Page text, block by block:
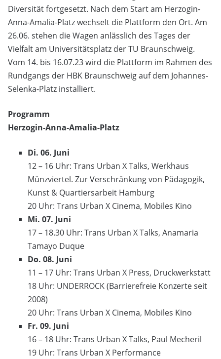
Diversität fortgesetzt. Nach dem Start am Herzogin-
Anna-Amalia-Platz wechselt die Plattform den Ort. Am
26.06. stehen die Wagen anlässlich des Tages der
Vielfalt am Universitätsplatz der TU Braunschweig.
Vom 14. bis 16.07.23 wird die Plattform im Rahmen des
Rundgangs der HBK Braunschweig auf dem Johannes-
Selenka-Platz installiert.
Programm
Herzogin-Anna-Amalia-Platz
Di. 06. Juni
12 – 16 Uhr: Trans Urban X Talks, Werkhaus
Münzviertel. Zur Verschränkung von Pädagogik,
Kunst & Quartiersarbeit Hamburg
20 Uhr: Trans Urban X Cinema, Mobiles Kino
Mi. 07. Juni
17 – 18.30 Uhr: Trans Urban X Talks, Anamaria
Tamayo Duque
Do. 08. Juni
11 – 17 Uhr: Trans Urban X Press, Druckwerkstatt
18 Uhr: UNDERROCK (Barrierefreie Konzerte seit
2008)
20 Uhr: Trans Urban X Cinema, Mobiles Kino
Fr. 09. Juni
16 – 18 Uhr: Trans Urban X Talks, Paul Mecheril
19 Uhr: Trans Urban X Performance